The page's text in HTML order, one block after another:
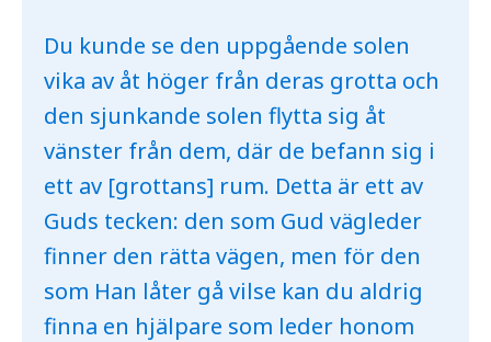
Du kunde se den uppgående solen
vika av åt höger från deras grotta och
den sjunkande solen flytta sig åt
vänster från dem, där de befann sig i
ett av [grottans] rum. Detta är ett av
Guds tecken: den som Gud vägleder
finner den rätta vägen, men för den
som Han låter gå vilse kan du aldrig
finna en hjälpare som leder honom